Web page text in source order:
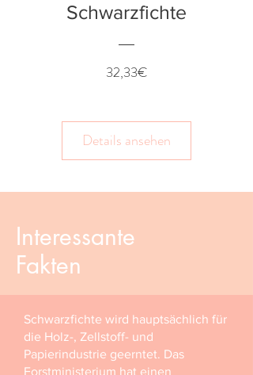
Schwarzfichte
32,33€Preis
Details ansehen
Interessante
Fakten
Schwarzfichte wird hauptsächlich für
die Holz-, Zellstoff- und
Papierindustrie geerntet. Das
Forstministerium hat einen